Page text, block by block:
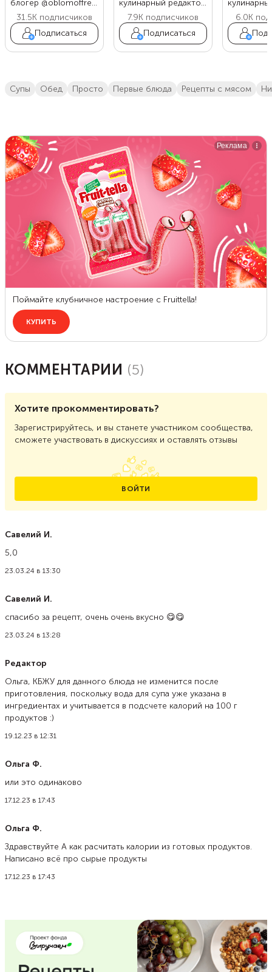
блогер @oblomoffrecipe
31.5K подписчиков
Подписаться
кулинарный редактор Food.ru
7.9K подписчиков
Подписаться
6.0K
супы обед просто первые блюда Рецепты с мясом
КОММЕНТАРИИ (5)
Хотите прокомментировать?
Зарегистрируйтесь, и вы станете участником сообщества,
сможете участвовать в дискуссиях и оставлять отзывы
ВОЙТИ
Савелий И.
5,0
23.03.24 в 13:30
Савелий И.
спасибо за рецепт, очень очень вкусно 😋😋
23.03.24 в 13:28
Редактор
Ольга, КБЖУ для данного блюда не изменится после
приготовления, поскольку вода для супа уже указана в
ингредиентах и учитывается в подсчете калорий на 100 г
продуктов :)
19.12.23 в 12:31
Ольга Ф.
или это одинаково
17.12.23 в 17:43
Ольга Ф.
Здравствуйте А как расчитать калории из готовых продуктов.
Написано всё про сырые продукты
17.12.23 в 17:43